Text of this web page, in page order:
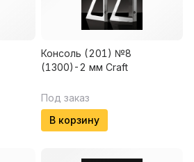
Консоль (201) №8
(1300)-2 мм Craft
Под заказ
В корзину